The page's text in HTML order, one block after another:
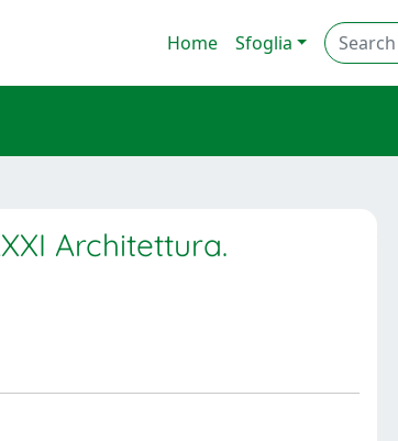
Home Sfoglia
Architettura.